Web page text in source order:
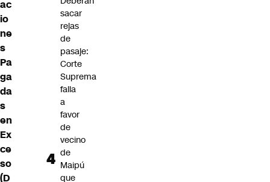
ac
io
ne
s
Pa
ga
da
s
en
Ex
ce
so
(D
sacar
rejas
de
pasaje:
Corte
Suprema
falla
a
favor
de
vecino
de
Maipú
que